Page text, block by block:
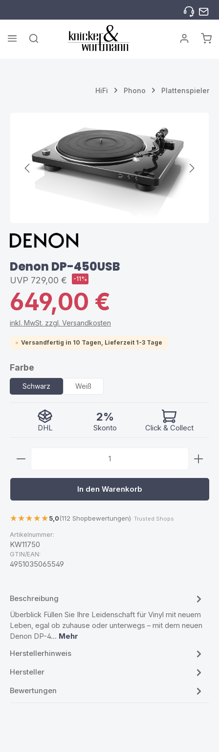
HiFi Phono Plattenspieler
Denon DP-450USB
UVP 729,00 € -11%
649,00 €
inkl. MwSt. zzgl. Versandkosten
Versandfertig in 10 Tagen, Lieferzeit 1-3 Tage
Farbe
Schwarz Weiß
DHL
2%
Skonto Click & Collect
Produkt Anzahl: Gib den gewünschten Wert ein
In den Warenkorb
5,0(112 Shopbewertungen)· Trusted Shops
Artikelnummer:
KW11750
GTIN/EAN:
4951035065549
Beschreibung
Überblick Füllen Sie Ihre Leidenschaft für Vinyl mit neuem
Leben, egal ob zuhause oder unterwegs – mit dem neuen
Denon DP-4… Mehr
Herstellerhinweis
Hersteller
Bewertungen